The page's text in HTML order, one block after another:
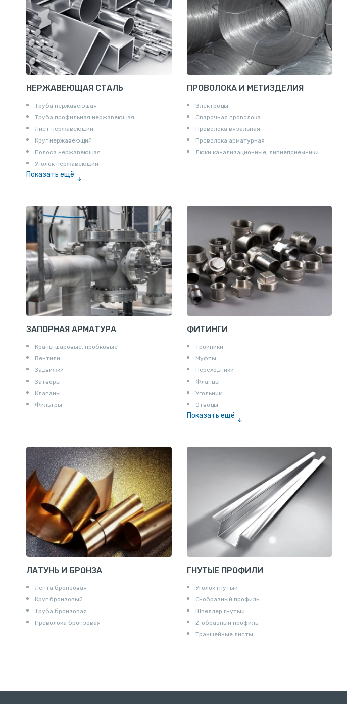
Полукруг
Шпунт Ларсена
НЕРЖАВЕЮЩАЯ СТАЛЬ
Труба нержавеюшая
Труба профильная нержавеющая
Лист нержавеющий
Круг нержавеющий
Полоса нержавеющая
Уголок нержавеющий
Показать ещё
ПРОВОЛОКА И МЕТИЗДЕЛИЯ
Электроды
Сварочная проволока
Проволока вязальная
Проволока арматурная
Люки канализационные, ливнеприемники
ЗАПОРНАЯ АРМАТУРА
Краны шаровые, пробковые
Вентили
Задвижки
Затворы
Клапаны
Фильтры
ФИТИНГИ
Тройники
Муфты
Переходники
Фланцы
Угольник
Отводы
Показать ещё
Удлинители для труб
Крестовины
Контргайки
ЛАТУНЬ И БРОНЗА
Лента бронзовая
Круг бронзовый
Труба бронзовая
Проволока бронзовая
ГНУТЫЕ ПРОФИЛИ
Уголок гнутый
С-образный профиль
Швеллер гнутый
Z-образный профиль
Траншейные листы